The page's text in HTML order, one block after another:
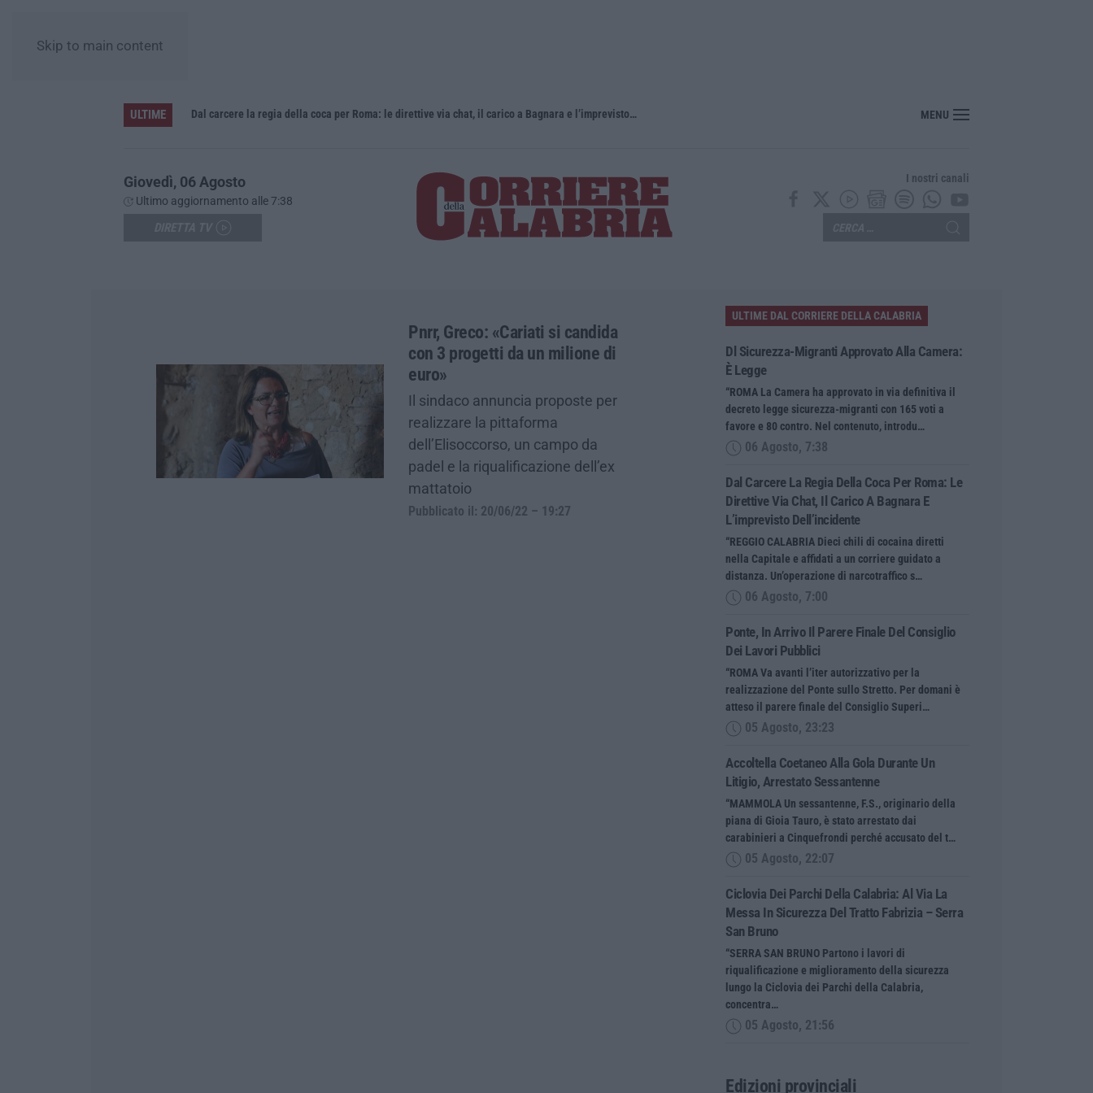
Skip to main content
ULTIME Dal carcere la regia della coca per Roma: le direttive via chat, il carico a Bagnara e l’imprevisto dell’incidente Ponte, in arrivo il parere finale del Consiglio dei lavori pubblici
MENU
Giovedì, 06 Agosto
Ultimo aggiornamento alle 7:38
I nostri canali
Pnrr, Greco: «Cariati si candida
con 3 progetti da un milione di
euro»
Il sindaco annuncia proposte per
realizzare la pittaforma
dell’Elisoccorso, un campo da
padel e la riqualificazione dell’ex
mattatoio
Pubblicato il: 20/06/22 – 19:27
ULTIME DAL CORRIERE DELLA CALABRIA
Dl Sicurezza-Migranti Approvato Alla Camera:
È Legge
“ROMA La Camera ha approvato in via definitiva il
decreto legge sicurezza-migranti con 165 voti a
favore e 80 contro. Nel contenuto, introdu…
06 Agosto, 7:38
Dal Carcere La Regia Della Coca Per Roma: Le
Direttive Via Chat, Il Carico A Bagnara E
L’imprevisto Dell’incidente
“REGGIO CALABRIA Dieci chili di cocaina diretti
nella Capitale e affidati a un corriere guidato a
distanza. Un’operazione di narcotraffico s…
06 Agosto, 7:00
Ponte, In Arrivo Il Parere Finale Del Consiglio
Dei Lavori Pubblici
“ROMA Va avanti l’iter autorizzativo per la
realizzazione del Ponte sullo Stretto. Per domani è
atteso il parere finale del Consiglio Superi…
05 Agosto, 23:23
Accoltella Coetaneo Alla Gola Durante Un
Litigio, Arrestato Sessantenne
“MAMMOLA Un sessantenne, F.S., originario della
piana di Gioia Tauro, è stato arrestato dai
carabinieri a Cinquefrondi perché accusato del t…
05 Agosto, 22:07
Ciclovia Dei Parchi Della Calabria: Al Via La
Messa In Sicurezza Del Tratto Fabrizia – Serra
San Bruno
“SERRA SAN BRUNO Partono i lavori di
riqualificazione e miglioramento della sicurezza
lungo la Ciclovia dei Parchi della Calabria,
concentra…
05 Agosto, 21:56
Edizioni provinciali